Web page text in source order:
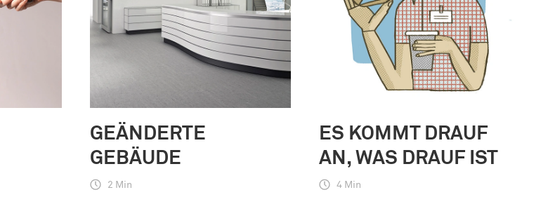
GEÄNDERTE
GEBÄUDE
2 Min
ES KOMMT DRAUF
AN, WAS DRAUF IST
4 Min